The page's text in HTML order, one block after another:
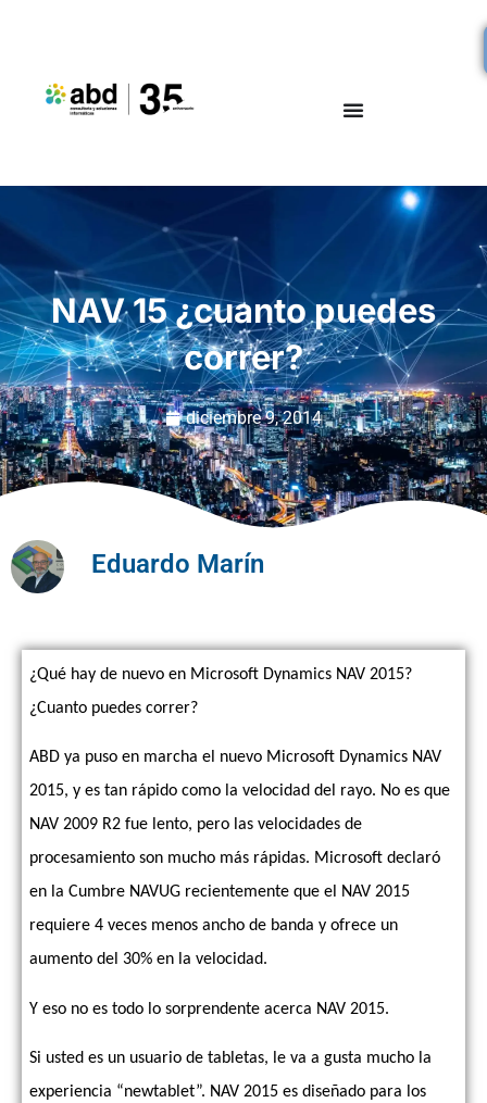
NAV 15 ¿cuanto puedes
correr?
diciembre 9, 2014
Eduardo Marín
¿Qué hay de nuevo en Microsoft Dynamics NAV 2015?
¿Cuanto puedes correr?
ABD ya puso en marcha el nuevo Microsoft Dynamics NAV
2015, y es tan rápido como la velocidad del rayo. No es que
NAV 2009 R2 fue lento, pero las velocidades de
procesamiento son mucho más rápidas. Microsoft declaró
en la Cumbre NAVUG recientemente que el NAV 2015
requiere 4 veces menos ancho de banda y ofrece un
aumento del 30% en la velocidad.
Y eso no es todo lo sorprendente acerca NAV 2015.
Si usted es un usuario de tabletas, le va a gusta mucho la
experiencia “newtablet”. NAV 2015 es diseñado para los